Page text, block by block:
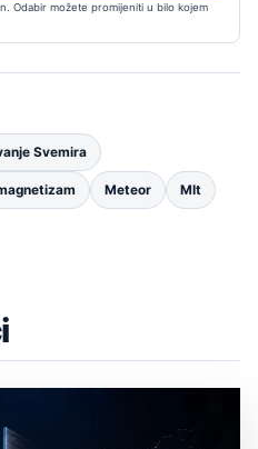
Odabir možete promijeniti u bilo kojem
Svemira
Meteor MIt